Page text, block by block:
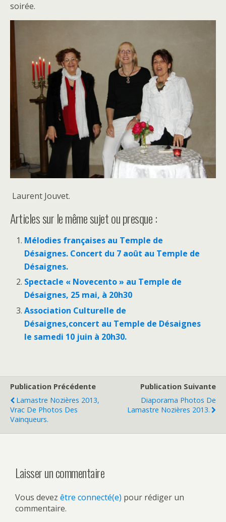
soirée.
Laurent Jouvet.
Articles sur le même sujet ou presque :
Mélodies françaises au Temple de
Désaignes. Concert du 7 août au Temple de
Désaignes.
Spectacle « Novecento » au Temple de
Désaignes, 25 mai, à 20h30
Association Culturelle de
Désaignes,concert au Temple de Désaignes
le samedi 10 juin à 20h30.
Publication Précédente
Lamastre Nozières 2013,
Vrac De Photos Des
Vainqueurs.
Publication Suivante
Diaporama Photos De
Lamastre Nozières 2013.
Laisser un commentaire
Vous devez être connecté(e) pour rédiger un
commentaire.